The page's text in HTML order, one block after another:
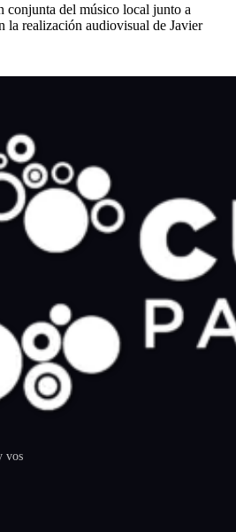
conjunta del músico local junto a
la realización audiovisual de Javier
vos